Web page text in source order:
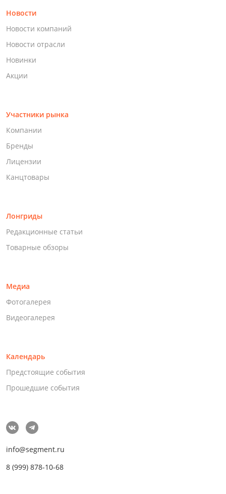
Новости
Новости компаний
Новости отрасли
Новинки
Акции
Участники рынка
Компании
Бренды
Лицензии
Канцтовары
Лонгриды
Редакционные статьи
Товарные обзоры
Медиа
Фотогалерея
Видеогалерея
Календарь
Предстоящие события
Прошедшие события
info@segment.ru
8 (999) 878-10-68